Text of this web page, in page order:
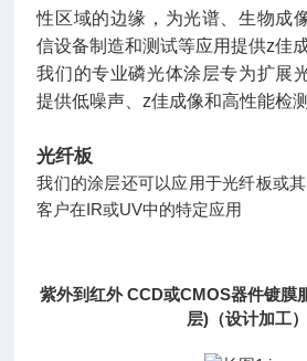
性区域的边缘，为光谱、生物成
信设备制造和测试等应用提供z佳
我们的专业磷光体涂层专为扩展
提供低噪声、z佳成像和高性能检
光纤板
我们的涂层还可以应用于光纤板或
客户在IR或UV中的特定应用
紫外到红外 CCD或CMOS器件镀膜
层)（设计加工）